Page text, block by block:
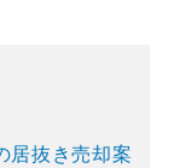
居抜き売却案